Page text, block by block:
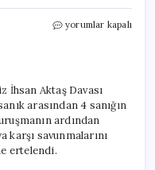
Aziz
Sanığın
Tahliyesi
Gerçekleşti
için
yorumlar kapalı
İhsan Aktaş Davası
arasından 4 sanığın
ardından
karşı savunmalarını
ertelendi.